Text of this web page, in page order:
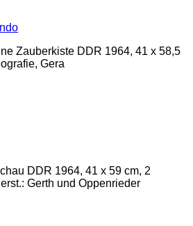
Zauberkiste DDR 1964, 41 x 58,5
Gera
DDR 1964, 41 x 59 cm, 2
Gerth und Oppenrieder